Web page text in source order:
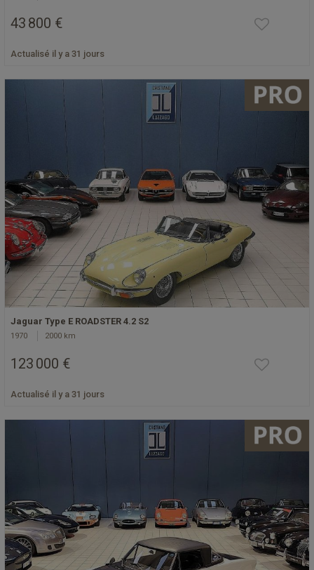
43 800 €
Actualisé il y a 31 jours
Jaguar Type E ROADSTER 4.2 S2
1970 2000 km
123 000 €
Actualisé il y a 31 jours